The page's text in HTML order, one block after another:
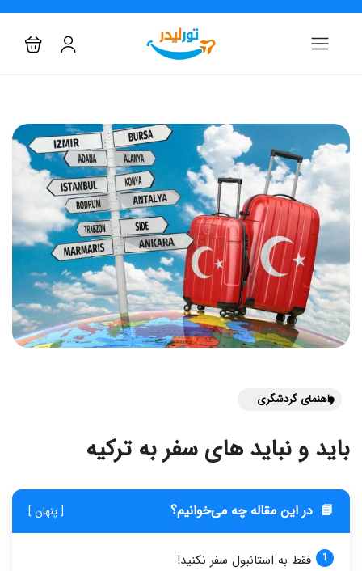
راهنمای گردشگری
باید و نباید های سفر به ترکیه
📘 در این مقاله چه می‌خوانیم؟ [ پنهان ]
فقط به استانبول سفر نکنید!